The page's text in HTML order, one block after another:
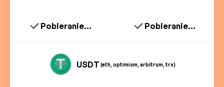
Pobieranie... Pobieranie...
USDT (eth, optimism, arbitrum, trx)